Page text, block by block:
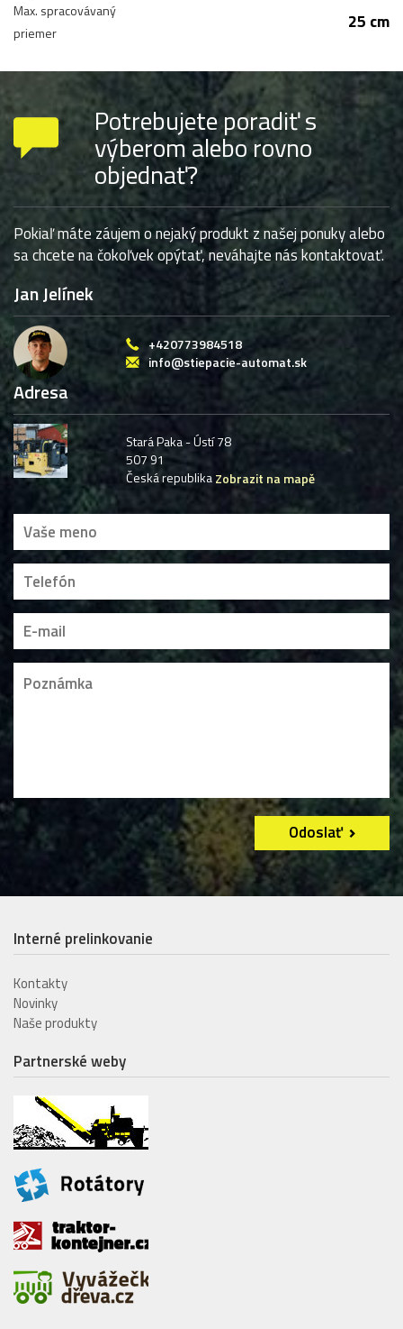
Max. spracovávaný
priemer
25 cm
Potrebujete poradiť s
výberom alebo rovno
objednať?
Pokiaľ máte záujem o nejaký produkt z našej ponuky alebo
sa chcete na čokoľvek opýtať, neváhajte nás kontaktovať.
Jan Jelínek
+420773984518
info@stiepacie-automat.sk
Adresa
Stará Paka - Ústí 78
507 91
Česká republikaZobrazit na mapě
Odoslať
Interné prelinkovanie
Kontakty
Novinky
Naše produkty
Partnerské weby